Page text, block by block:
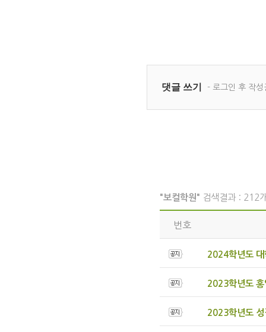
"보컬학원" 검색결과 : 212
번호
2024학년도
2023학년도 홍
2023학년도 성